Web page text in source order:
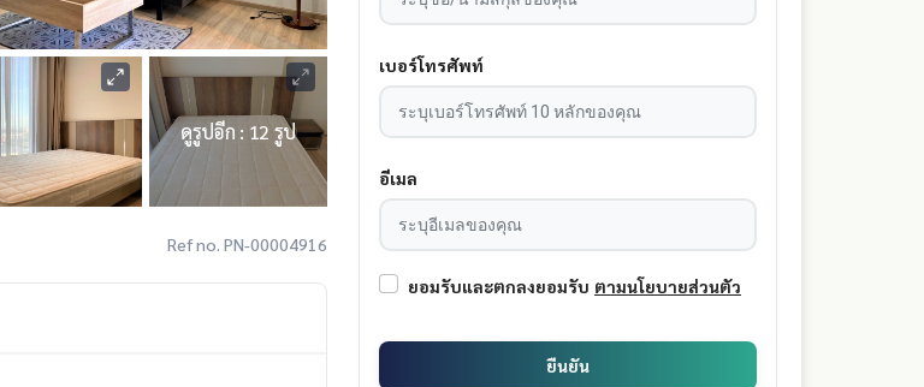
ดูรูปอีก : 12 รูป
Ref no. PN-00004916
เบอร์โทรศัพท์
อีเมล
ยอมรับและตกลงยอมรับ ตามนโยบายส่วนตัว
ยืนยัน